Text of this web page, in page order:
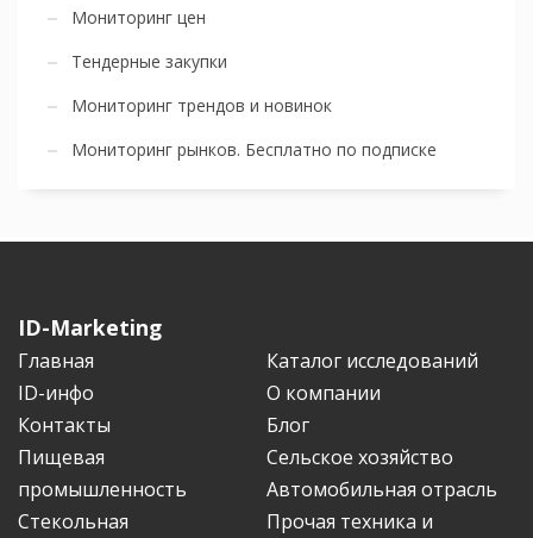
Мониторинг цен
Тендерные закупки
Мониторинг трендов и новинок
Мониторинг рынков. Бесплатно по подписке
ID-Marketing
Главная
Каталог исследований
ID-инфо
О компании
Контакты
Блог
Пищевая
промышленность
Сельское хозяйство
Автомобильная отрасль
Стекольная
Прочая техника и